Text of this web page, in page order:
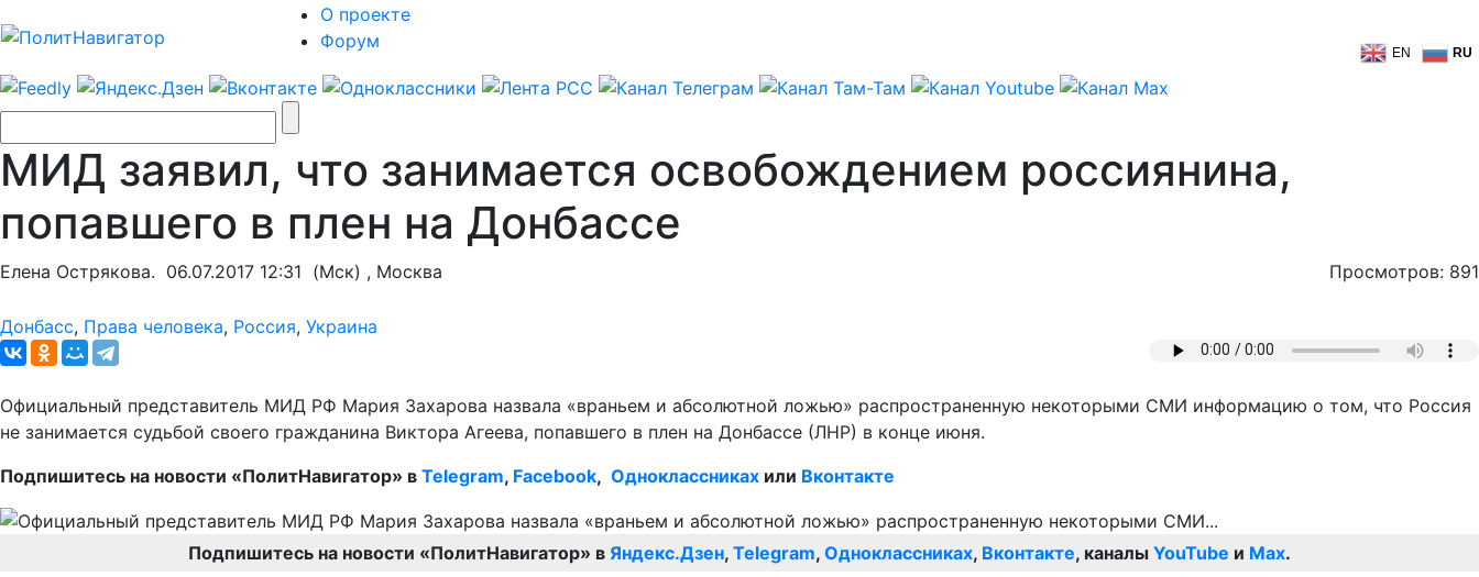
О проекте
Форум
EN RU
МИД заявил, что занимается освобождением россиянина,
попавшего в плен на Донбассе
Елена Острякова. 06.07.2017 12:31 (Мск) , Москва Просмотров: 891
Донбасс, Права человека, Россия, Украина
Официальный представитель МИД РФ Мария Захарова назвала «враньем и абсолютной ложью» распространенную некоторыми СМИ информацию о том, что Россия
не занимается судьбой своего гражданина Виктора Агеева, попавшего в плен на Донбассе (ЛНР) в конце июня.
Подпишитесь на новости «ПолитНавигатор» в Telegram, Facebook, Одноклассниках или Вконтакте
Подпишитесь на новости «ПолитНавигатор» в Яндекс.Дзен, Telegram, Одноклассниках, Вконтакте, каналы YouTube и Max.